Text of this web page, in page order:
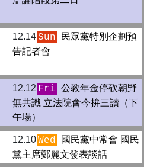
12.14Sun
民眾黨特別企劃預
告記者會
12.12 Fri 公教年金停砍朝野
無共識 立法院會今拚三讀（下
午場）
12.10Wed
國民黨中常會 國民
黨主席鄭麗文發表談話